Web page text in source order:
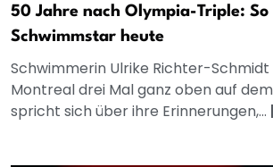
50 Jahre nach Olympia-Triple: So
Schwimmstar heute
Schwimmerin Ulrike Richter-Schmidt
Montreal drei Mal ganz oben auf
spricht sich über ihre Erinnerungen,... |